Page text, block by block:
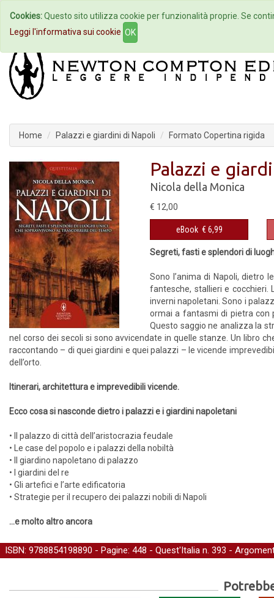
Home Autori Eventi
Home Palazzi e giardini di Napoli Formato Copertina rigida
Palazzi e
Nicola della Monica
€ 12,00
eBook € 6,99
Segreti, fasti e splendori di
Sono l’anima di Napoli, dietro
fantesche, stallieri e cocchieri.
inverni napoletani. Sono i
ormai a fantasmi di pietra con
Questo saggio ne analizza la
nel corso dei secoli si sono avvicendate in quelle stanze. Un libro
raccontando – di quei giardini e quei palazzi – le vicende
dell’orto.
Itinerari, architettura e imprevedibili vicende.
Ecco cosa si nasconde dietro i palazzi e i giardini napoletani
• Il palazzo di città dell’aristocrazia feudale
• Le case del popolo e i palazzi della nobiltà
• Il giardino napoletano di palazzo
• I giardini del re
• Gli artefici e l’arte edificatoria
• Strategie per il recupero dei palazzi nobili di Napoli
…e molto altro ancora
ISBN: 9788854198890 - Pagine: 448 - Quest'Italia n. 393 -
Cookies:Questo sito utilizza cookie per funzionalità proprie. Se
Leggi l'informativa sui cookie OK